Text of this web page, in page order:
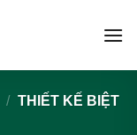
/ THIẾT KẾ BIỆT